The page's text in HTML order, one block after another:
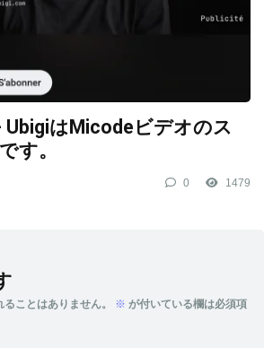
はMicodeビデオのス
す。
0 1479
ことはありません。 ※ が付いている欄は必須項